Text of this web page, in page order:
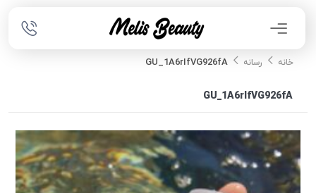
خانه رسانه GU_1A6rIfVG926fA
GU_1A6rIfVG926fA